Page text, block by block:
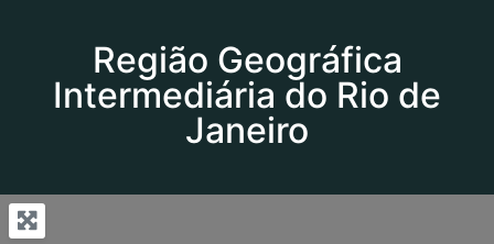
Região Geográfica
Intermediária do Rio de
Janeiro